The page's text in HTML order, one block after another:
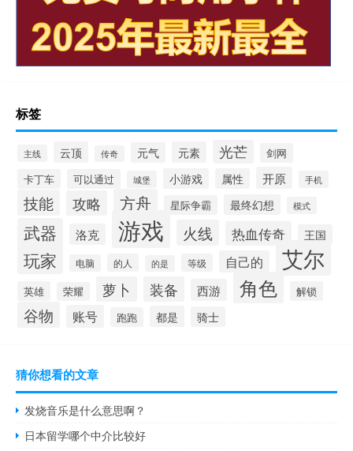
标签
主线 云顶 传奇 元气 元素 光芒
剑网
卡丁车
可以通过 城堡 小游戏 属性 开原 手机
技能 攻略 方舟 星际争霸 最终幻想 模式
武器 洛克 游戏 火线 热血传奇 王国
玩家 电脑 的人 的是 等级 自己的 艾尔
英雄 荣耀 萝卜 装备 西游 角色 解锁
谷物 账号 跑跑 都是 骑士
猜你想看的文章
发烧音乐是什么意思啊？
日本留学哪个中介比较好